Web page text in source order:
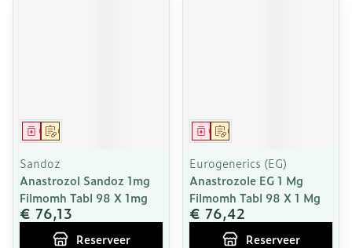
Op voorschrift
Geneesmiddel
Sandoz
Anastrozol Sandoz 1mg
Filmomh Tabl 98 X 1mg
€ 76,13
Reserveer
Op voorschrift
Geneesmiddel
Eurogenerics (EG)
Anastrozole EG 1 Mg
Filmomh Tabl 98 X 1 Mg
€ 76,42
Reserveer